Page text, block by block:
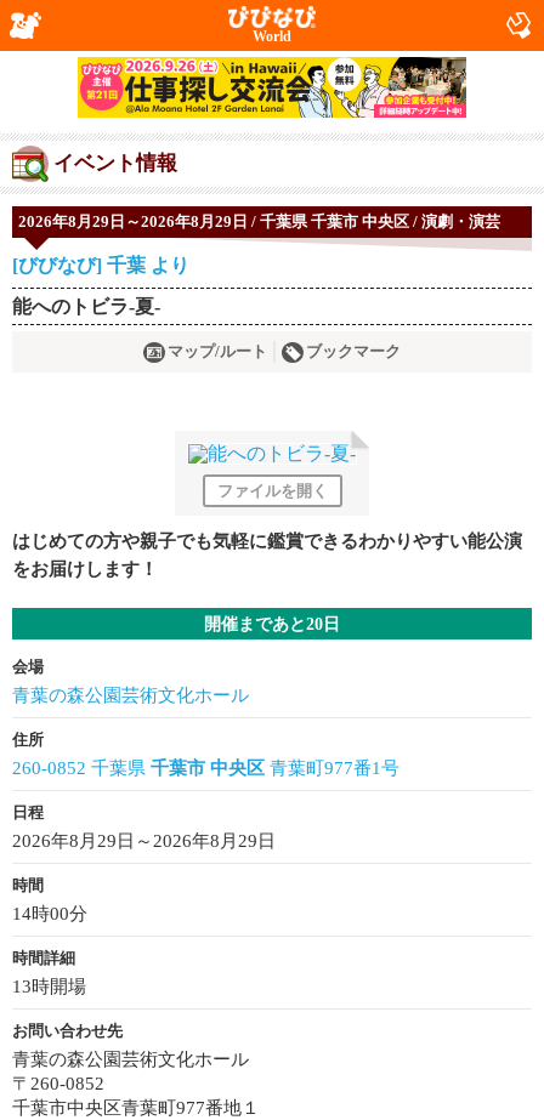
World
イベント情報
2026年8月29日～2026年8月29日 / 千葉県 千葉市 中央区 / 演劇・演芸
[びびなび] 千葉 より
能へのトビラ-夏-
マップ/ルート ブックマーク
ファイルを開く
はじめての方や親子でも気軽に鑑賞できるわかりやすい能公演
をお届けします！
開催まであと20日
会場
青葉の森公園芸術文化ホール
住所
260-0852 千葉県 千葉市 中央区 青葉町977番1号
日程
2026年8月29日～2026年8月29日
時間
14時00分
時間詳細
13時開場
お問い合わせ先
青葉の森公園芸術文化ホール
〒260-0852
千葉市中央区青葉町977番地１